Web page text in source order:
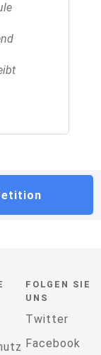
FOLGEN SIE
UNS
Twitter
Facebook